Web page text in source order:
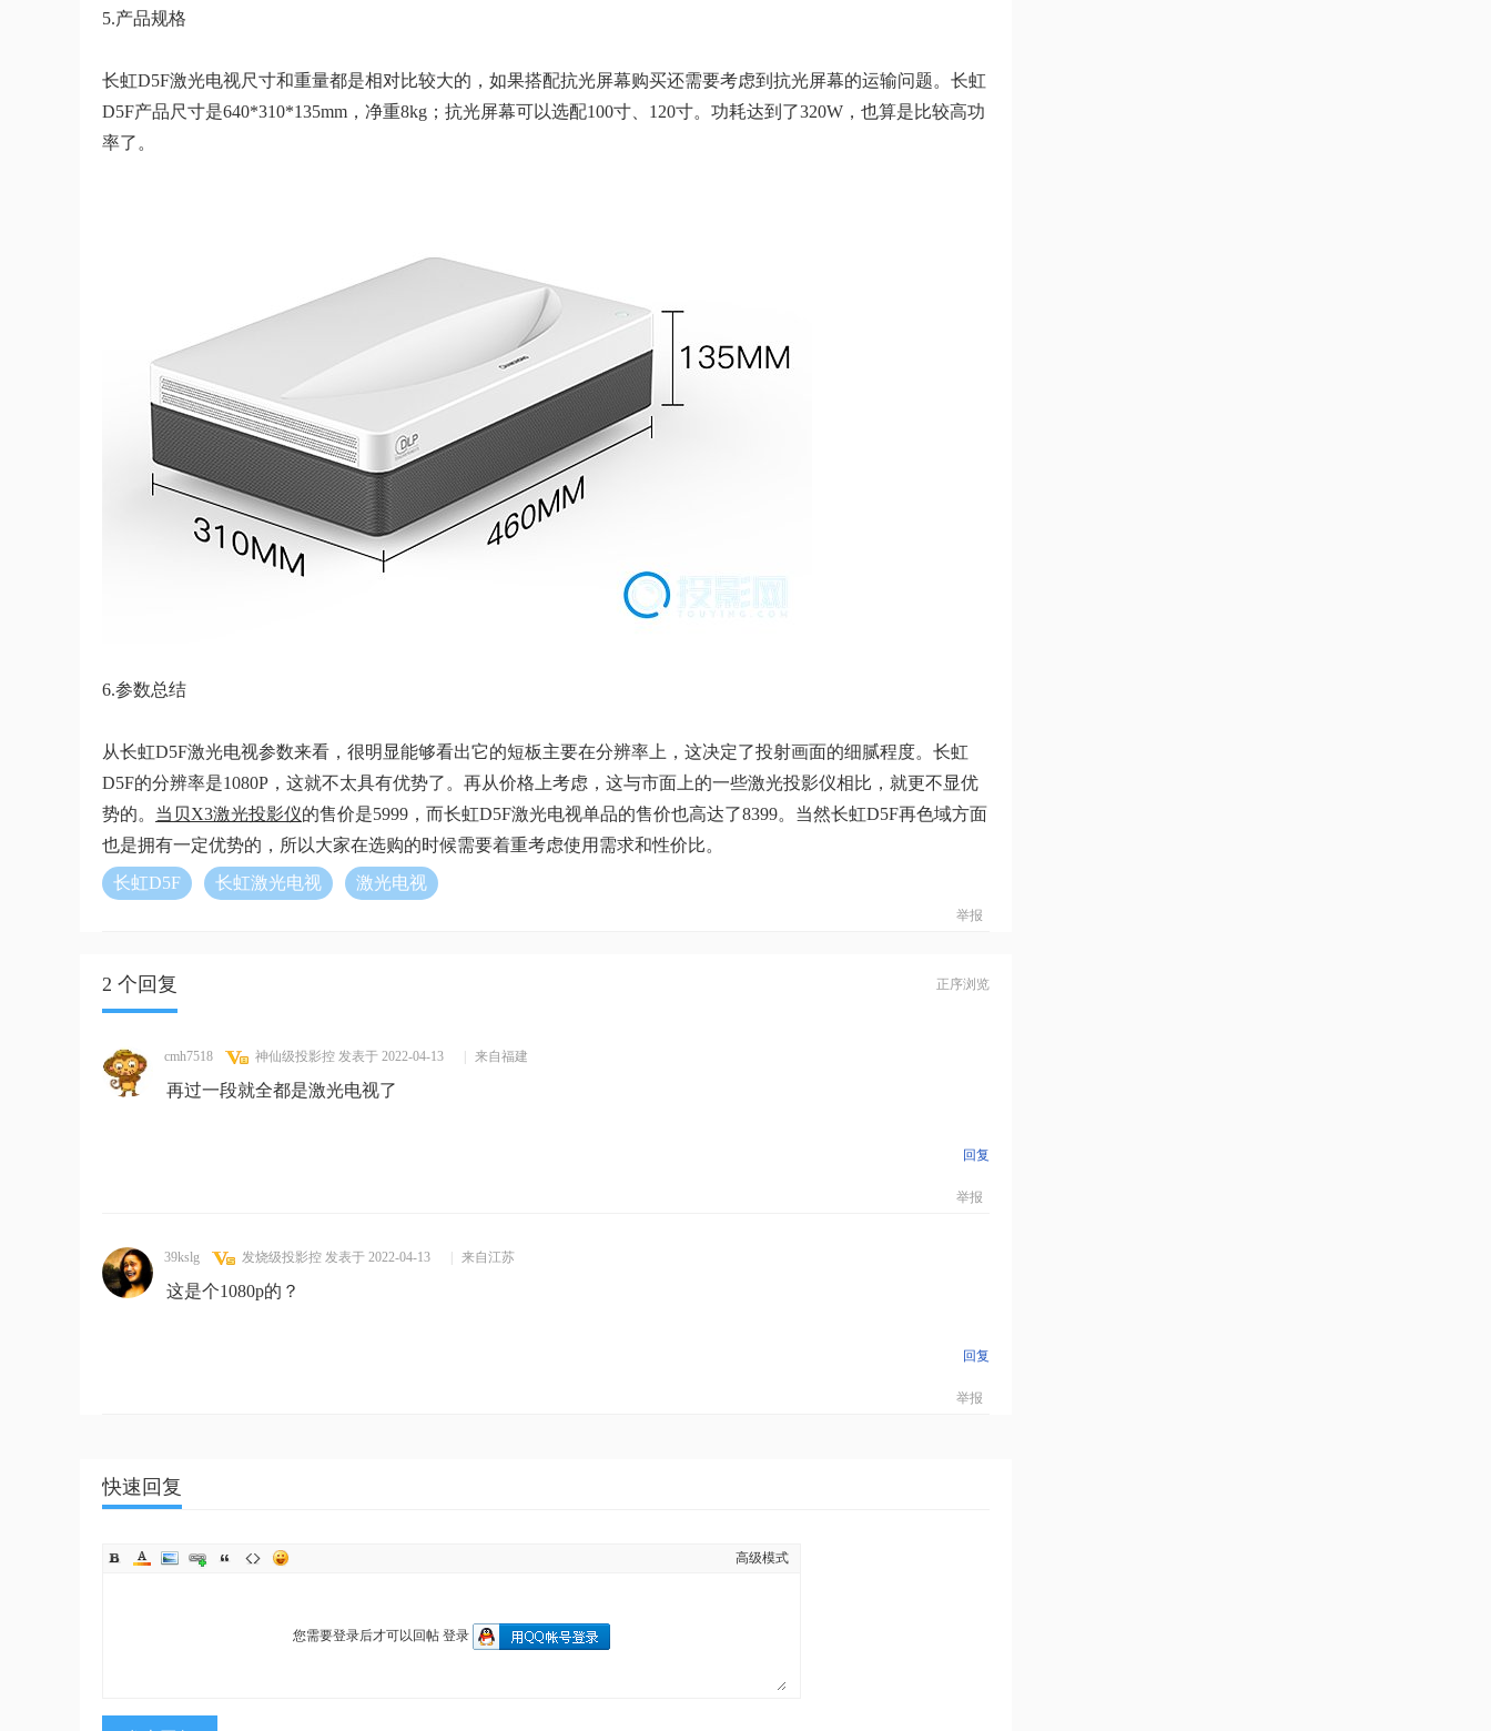
5.产品规格
长虹D5F激光电视尺寸和重量都是相对比较大的，如果搭配抗光屏幕购买还需要考虑到抗光屏幕的运输问题。长虹
D5F产品尺寸是640*310*135mm，净重8kg；抗光屏幕可以选配100寸、120寸。功耗达到了320W，也算是比较高功
率了。
6.参数总结
从长虹D5F激光电视参数来看，很明显能够看出它的短板主要在分辨率上，这决定了投射画面的细腻程度。长虹
D5F的分辨率是1080P，这就不太具有优势了。再从价格上考虑，这与市面上的一些激光投影仪相比，就更不显优
势的。 当贝X3激光投影仪的售价是5999，而长虹D5F激光电视单品的售价也高达了8399。当然长虹D5F再色域方面
也是拥有一定优势的，所以大家在选购的时候需要着重考虑使用需求和性价比。
长虹D5F
长虹激光电视 激光电视
举报
2 个回复 正序浏览
cmh7518 神仙级投影控 发表于 2022-04-13 来自福建
再过一段就全都是激光电视了
回复
举报
39kslg 发烧级投影控 发表于 2022-04-13 来自江苏
这是个1080p的？
回复
举报
快速回复
高级模式
您需要登录后才可以回帖 登录